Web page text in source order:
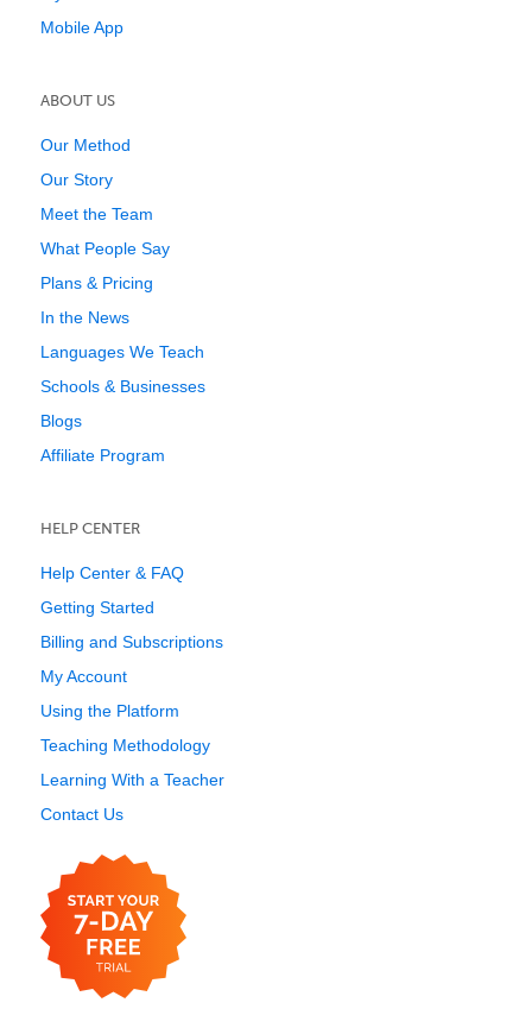
Mobile App
ABOUT US
Our Method
Our Story
Meet the Team
What People Say
Plans & Pricing
In the News
Languages We Teach
Schools & Businesses
Blogs
Affiliate Program
HELP CENTER
Help Center & FAQ
Getting Started
Billing and Subscriptions
My Account
Using the Platform
Teaching Methodology
Learning With a Teacher
Contact Us